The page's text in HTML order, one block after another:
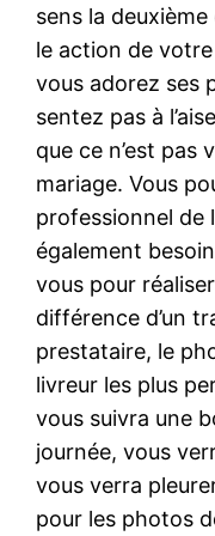
sens la
le action de
vous adorez ses
sentez pas à
que ce n’est
mariage. Vous
professionnel de
également
vous pour
différence d’un
prestataire, le
livreur les plus
vous suivra une
journée, vous
vous verra
pour les photos